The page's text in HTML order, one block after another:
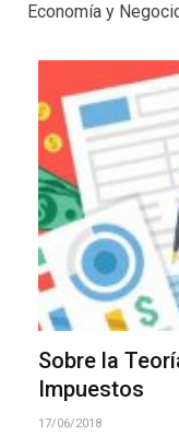
Economía y
Sobre la
Impuestos
17/06/2018